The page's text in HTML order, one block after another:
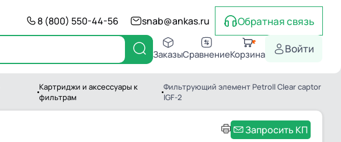
8 (800) 550-44-56 snab@ankas.ru Обратная связь
ЗаказыСравнениеКорзина Войти
Картриджи и аксессуары к
фильтрам
Фильтрующий элемент Petroll Clear captor
IGF-2
Запросить КП